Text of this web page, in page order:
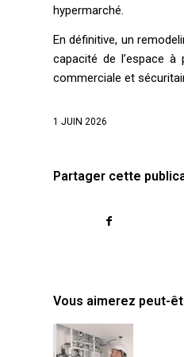
hypermarché.
En définitive, un
capacité de l’espace
commerciale et
1 JUIN 2026
Partager cette
Vous aimerez peut-